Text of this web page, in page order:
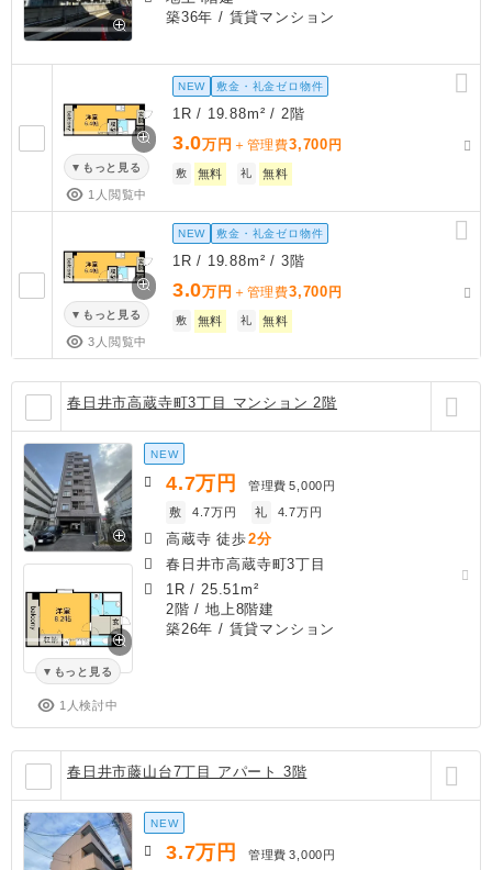
築36年 / 賃貸マンション
もっと見る
1人閲覧中
NEW 敷金・礼金ゼロ物件
1R / 19.88m² / 2階
3.0万円 ＋管理費3,700 円
敷 無料 礼 無料
もっと見る
3人閲覧中
NEW 敷金・礼金ゼロ物件
1R / 19.88m² / 3階
3.0万円 ＋管理費3,700 円
敷 無料 礼 無料
春日井市高蔵寺町3丁目 マンション 2階
もっと見る
1人検討中
NEW
4.7万円 管理費 5,000円
敷
4.7万円 礼 4.7万円
高蔵寺 徒歩2分
春日井市高蔵寺町3丁目
1R / 25.51m²
2階 / 地上8階建
築26年 / 賃貸マンション
春日井市藤山台7丁目 アパート 3階
NEW
3.7万円 管理費 3,000円